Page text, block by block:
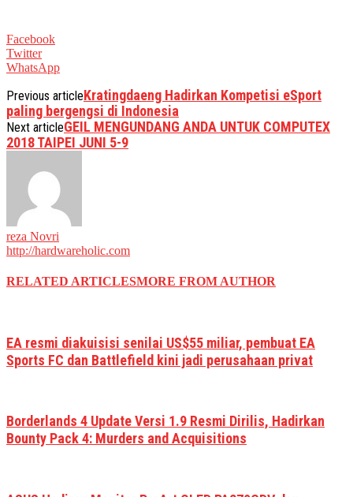
Facebook
Twitter
WhatsApp
Previous articleKratingdaeng Hadirkan Kompetisi eSport
paling bergengsi di Indonesia
Next articleGEIL MENGUNDANG ANDA UNTUK COMPUTEX
2018 TAIPEI JUNI 5-9
reza Novri
http://hardwareholic.com
RELATED ARTICLESMORE FROM AUTHOR
EA resmi diakuisisi senilai US$55 miliar, pembuat EA
Sports FC dan Battlefield kini jadi perusahaan privat
Borderlands 4 Update Versi 1.9 Resmi Dirilis, Hadirkan
Bounty Pack 4: Murders and Acquisitions